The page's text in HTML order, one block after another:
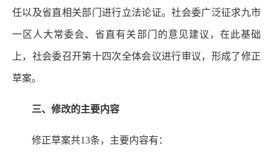
任以及省直相关部门进行立法论证。社会委广泛征求九市
一区人大常委会、省直有关部门的意见建议，在此基础
上，社会委召开第十四次全体会议进行审议，形成了修正
草案。
三、修改的主要内容
修正草案共13条，主要内容有：